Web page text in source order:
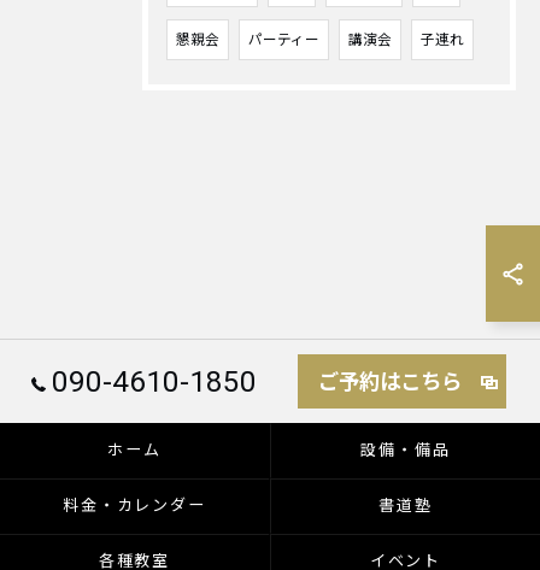
懇親会 パーティー 講演会 子連れ
090-4610-1850 ご予約はこちら
ホーム 設備・備品
料金・カレンダー 書道塾
各種教室 イベント